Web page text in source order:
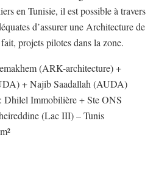
en Tunisie, il est possible à travers
d’assurer une Architecture de
projets pilotes dans la zone.
(ARK-architecture) +
+ Najib Saadallah (AUDA)
Immobilière + Ste ONS
(Lac III) – Tunis